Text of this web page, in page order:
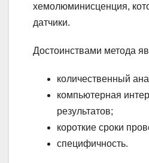
хемолюминисценция,
датчики.
Достоинствами метода
количественный
компьютерная
результатов;
короткие сроки
специфичность.